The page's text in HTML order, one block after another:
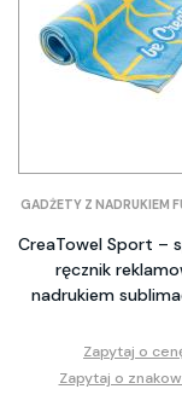
GADŻETY Z NADRUKIEM
CreaTowel Sport –
ręcznik
nadrukiem
Zapytaj o
Zapytaj o